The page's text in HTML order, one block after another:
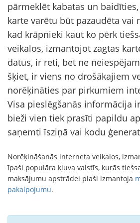
pārmeklēt kabatas un
karte varētu būt pazaudēta vai
kad krāpnieki kaut ko pērk
veikalos, izmantojot zagtas
datus, ir reti, bet ne
šķiet, ir viens no drošākajiem
norēķināties par pirkumiem
Visa pieslēgšanās informācija
bieži vien tiek prasīti papildu
saņemti īsziņā vai kodu
Norēķināšanās interneta veikalos,
īpaši populāra kļuva valstīs, kurās
maksājumu apstrādei plaši izmantoja
pakalpojumu.